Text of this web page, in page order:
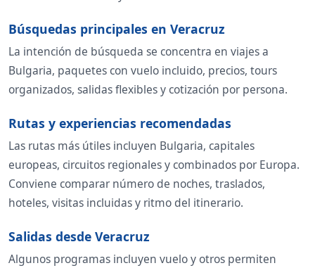
Búsquedas principales en Veracruz
La intención de búsqueda se concentra en viajes a
Bulgaria, paquetes con vuelo incluido, precios, tours
organizados, salidas flexibles y cotización por persona.
Rutas y experiencias recomendadas
Las rutas más útiles incluyen Bulgaria, capitales
europeas, circuitos regionales y combinados por Europa.
Conviene comparar número de noches, traslados,
hoteles, visitas incluidas y ritmo del itinerario.
Salidas desde Veracruz
Algunos programas incluyen vuelo y otros permiten